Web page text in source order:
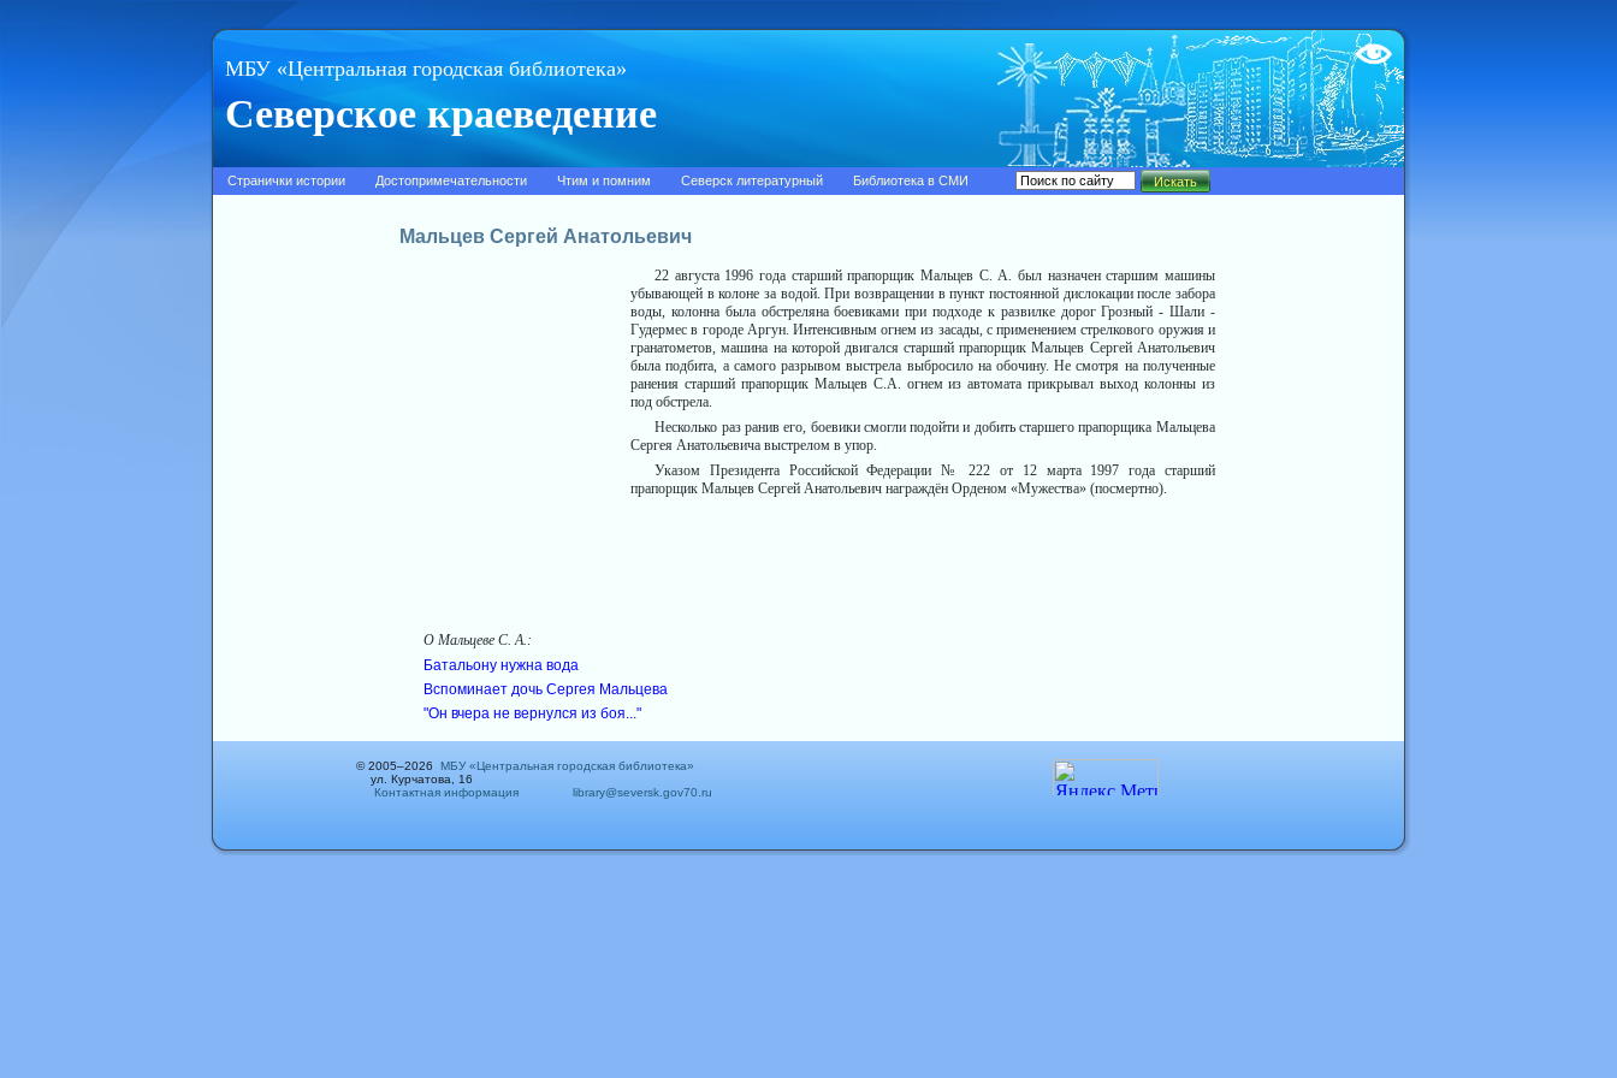
МБУ «Центральная городская библиотека»
Северское краеведение
Test
Странички истории Достопримечательности Чтим и помним Северск литературный Библиотека в СМИ
Мальцев Сергей Анатольевич
22 августа 1996 года старший прапорщик Мальцев С. А. был назначен старшим машины
убывающей в колоне за водой. При возвращении в пункт постоянной дислокации после забора
воды, колонна была обстреляна боевиками при подходе к развилке дорог Грозный - Шали -
Гудермес в городе Аргун. Интенсивным огнем из засады, с применением стрелкового оружия и
гранатометов, машина на которой двигался старший прапорщик Мальцев Сергей Анатольевич
была подбита, а самого разрывом выстрела выбросило на обочину. Не смотря на полученные
ранения старший прапорщик Мальцев С.А. огнем из автомата прикрывал выход колонны из
под обстрела.
Несколько раз ранив его, боевики смогли подойти и добить старшего прапорщика Мальцева
Сергея Анатольевича выстрелом в упор.
Указом Президента Российской Федерации № 222 от 12 марта 1997 года старший
прапорщик Мальцев Сергей Анатольевич награждён Орденом «Мужества» (посмертно).
О Мальцеве С. А.:
Батальону нужна вода
Вспоминает дочь Сергея Мальцева
"Он вчера не вернулся из боя..."
© 2005–2026
МБУ «Центральная городская библиотека»
ул. Курчатова, 16
Контактная информация
library@seversk.gov70.ru